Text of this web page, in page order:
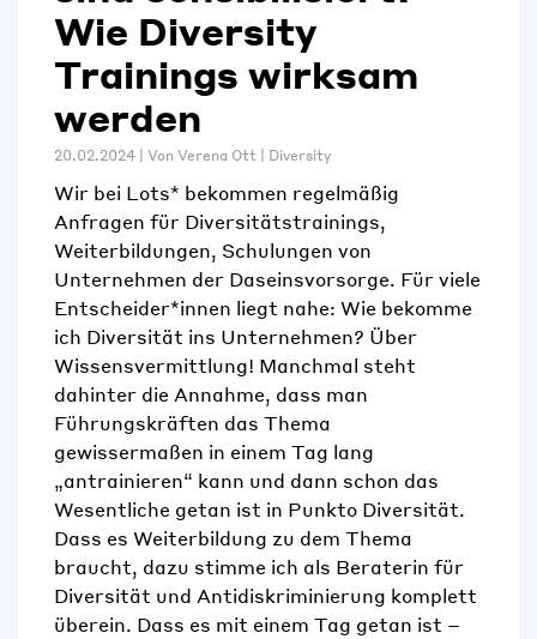
Wie Diversity
Trainings wirksam
werden
20.02.2024 | Von Verena Ott Diversity
Wir bei Lots* bekommen regelmäßig
Anfragen für Diversitätstrainings,
Weiterbildungen, Schulungen von
Unternehmen der Daseinsvorsorge. Für viele
Entscheider*innen liegt nahe: Wie bekomme
ich Diversität ins Unternehmen? Über
Wissensvermittlung! Manchmal steht
dahinter die Annahme, dass man
Führungskräften das Thema
gewissermaßen in einem Tag lang
„antrainieren“ kann und dann schon das
Wesentliche getan ist in Punkto Diversität.
Dass es Weiterbildung zu dem Thema
braucht, dazu stimme ich als Beraterin für
Diversität und Antidiskriminierung komplett
überein. Dass es mit einem Tag getan ist –